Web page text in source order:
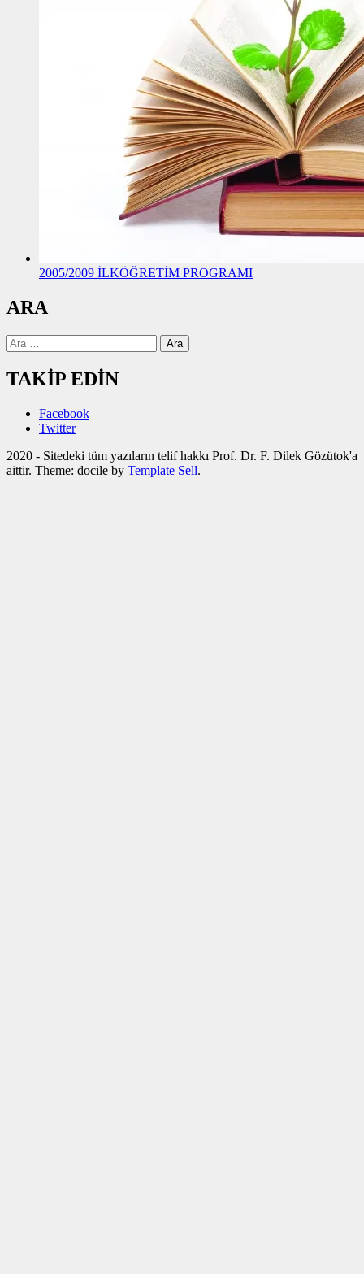
2005/2009 İLKÖĞRETİM PROGRAMI
ARA
Arama:
TAKİP EDİN
Facebook
Twitter
2020 - Sitedeki tüm yazıların telif hakkı Prof. Dr. F. Dilek Gözütok'a
aittir. Theme: docile by Template Sell.